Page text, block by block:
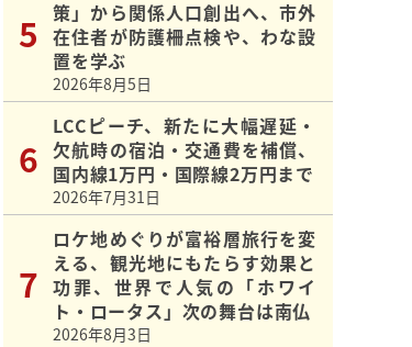
策」から関係人口創出へ、市外
在住者が防護柵点検や、わな設
置を学ぶ
2026年8月5日
LCCピーチ、新たに大幅遅延・
欠航時の宿泊・交通費を補償、
国内線1万円・国際線2万円まで
2026年7月31日
ロケ地めぐりが富裕層旅行を変
える、観光地にもたらす効果と
功罪、世界で人気の「ホワイ
ト・ロータス」次の舞台は南仏
2026年8月3日